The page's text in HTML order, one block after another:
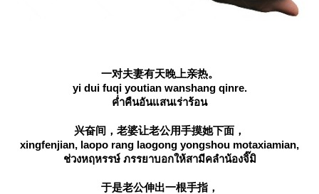
一对夫妻有天晚上亲热。
yi dui fuqi youtian wanshang qinre.
ค่ำคืนอันแสนเร่าร้อน
兴奋间，老婆让老公用手摸她下面，
xingfenjian, laopo rang laogong yongshou motaxiamian,
ช่วงหฤหรรษ์ ภรรยาบอกให้สามีคลำน้องจิ๊มิ
于是老公伸出一根手指，